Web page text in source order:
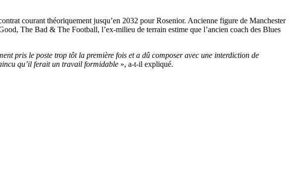
courant théoriquement jusqu’en 2032 pour Rosenior. Ancienne figure de Manchester
The Bad & The Football, l’ex-milieu de terrain estime que l’ancien coach des Blues
pris le poste trop tôt la première fois et a dû composer avec une interdiction de
qu’il ferait un travail formidable », a-t-il expliqué.